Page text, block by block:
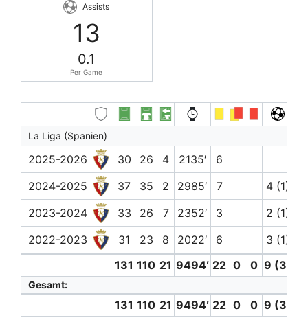
Assists
13
0.1
Per Game
La Liga (Spanien)
2025-2026 30 26 4 2135′ 6
2024-2025
37 35 2 2985′ 7 4 (1)
2023-2024
33 26 7 2352′ 3 2 (1)
2022-2023
31 23 8 2022′ 6 3 (1)
131 110 21 9494′ 22 0 0 9 (3)
Gesamt:
131 110 21 9494′ 22 0 0 9 (3)